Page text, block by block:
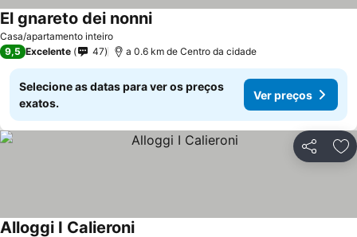
Casa/apartamento inteiro
El gnareto dei nonni
9,5 Excelente 47 a 0.6 km de Centro da cidade
Selecione as datas para ver os preços
exatos.
Ver preços
Partilhar
Alloggi I Calieroni